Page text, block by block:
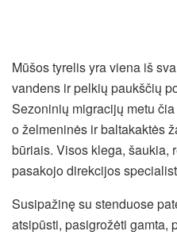
Mūšos tyrelis yra viena iš
vandens ir pelkių paukščių
Sezoninių migracijų metu
o želmeninės ir baltakaktės
būriais. Visos klega, šaukia,
pasakojo direkcijos
Susipažinę su stenduose
atsipūsti, pasigrožėti gamta,